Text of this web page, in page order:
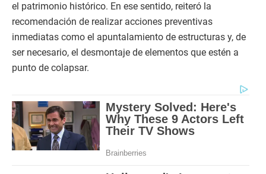
el patrimonio histórico. En ese sentido, reiteró la
recomendación de realizar acciones preventivas
inmediatas como el apuntalamiento de estructuras y, de
ser necesario, el desmontaje de elementos que estén a
punto de colapsar.